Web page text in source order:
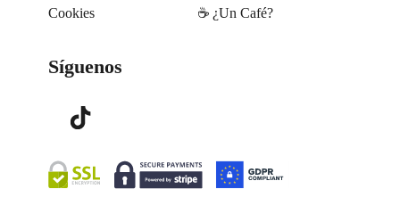
Cookies
☕️ ¿Un Café?
Síguenos